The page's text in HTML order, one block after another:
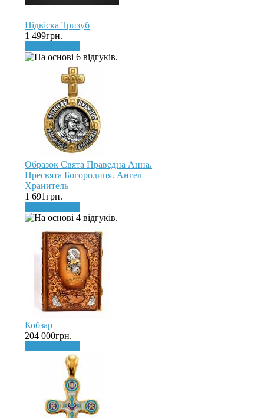
Підвіска Тризуб
1 499грн.
Образок Свята Праведна Анна.
Пресвята Богородиця. Ангел
Хранитель
1 691грн.
Кобзар
204 000грн.